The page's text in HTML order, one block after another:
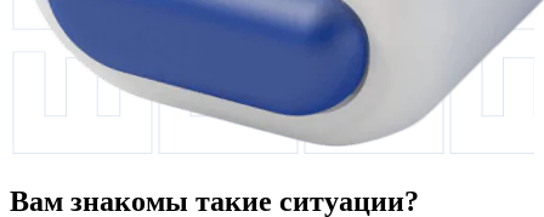
Вам знакомы такие ситуации?